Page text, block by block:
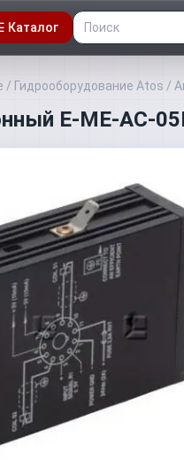
Каталог
/ Гидрооборудование Atos /
E-ME-AC-